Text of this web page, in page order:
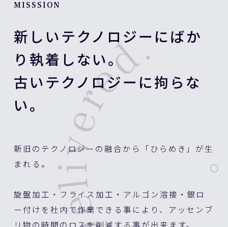
MISSSION
新しいテクノロジーにばか
り執着しない。
古いテクノロジーに拘らな
い。
新旧のテクノロジーの融合から「ひらめき」が生
まれる。
旋盤加工・フライス加工・アルゴン溶接・銀ロ
ー付けを社内で作業できる事により、アッセンブ
リ物の時間のロスを削減する事が出来ます。